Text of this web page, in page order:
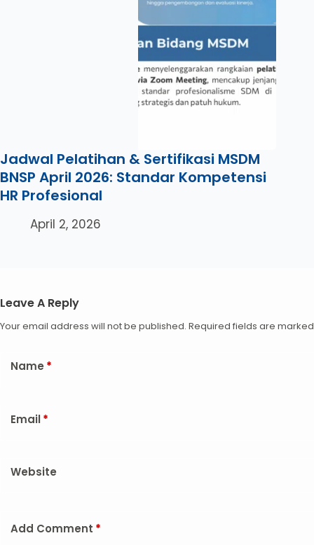
Jadwal Pelatihan & Sertifikasi MSDM
BNSP April 2026: Standar Kompetensi
HR Profesional
April 2, 2026
Leave A Reply
Your email address will not be published. Required fields are
Name *
Email*
Website
Add Comment *